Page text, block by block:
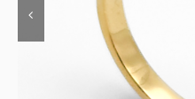
Contacto